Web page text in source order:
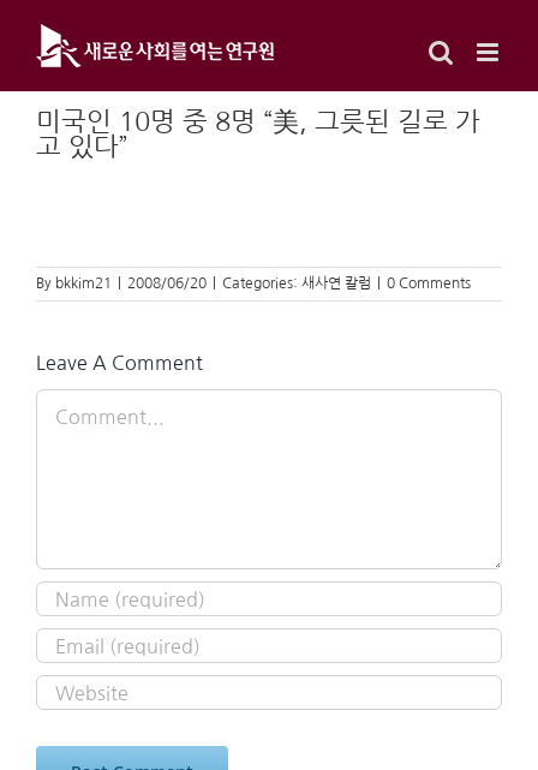
content
미국인 10명 중 8명 “美, 그릇된 길로 가
고 있다”
By bkkim21 2008/06/20 Categories: 새사연 칼럼 0 Comments
Leave A Comment